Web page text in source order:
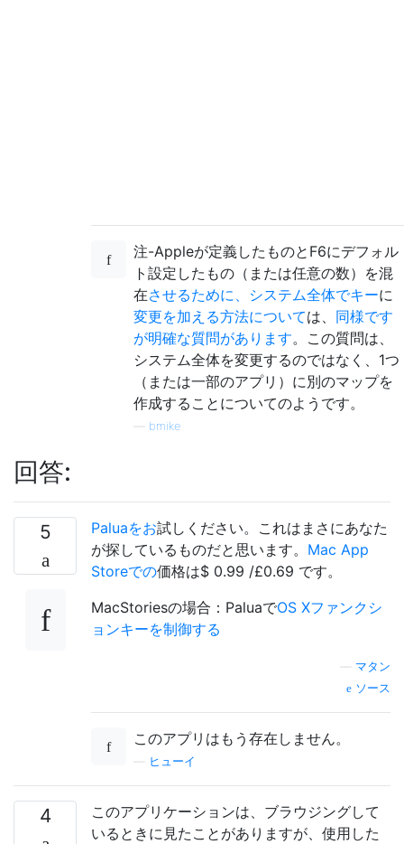
注-Appleが定義したものとF6にデフォル
ト設定したもの（または任意の数）を混
在させるために、システム全体でキーに
変更を加える方法については、 同様です
が明確な質問があります。この質問は、
システム全体を変更するのではなく、1つ
（または一部のアプリ）に別のマップを
作成することについてのようです。
bmike
回答:
5 Paluaをお試しください。これはまさにあなた
が探しているものだと思います。 Mac App
Storeでの価格は$ 0.99 /£0.69 です。
MacStoriesの場合：PaluaでOS Xファンクシ
ョンキーを制御する
マタン
ソース
このアプリはもう存在しません。
ヒューイ
4
このアプリケーションは、ブラウジングして
いるときに見たことがありますが、使用した